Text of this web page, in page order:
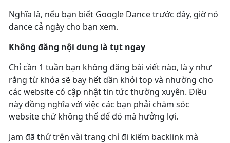
Nghĩa là, nếu bạn biết Google Dance trước đây, giờ nó
dance cả ngày cho bạn xem.
Không đăng nội dung là tụt ngay
Chỉ cần 1 tuần bạn không đăng bài viết nào, là y như
rằng từ khóa sẽ bay hết dần khỏi top và nhường cho
các website có cập nhật tin tức thường xuyên. Điều
này đồng nghĩa với việc các bạn phải chăm sóc
website chứ không thể để đó mà hưởng lợi.
Jam đã thử trên vài trang chỉ đi kiếm backlink mà